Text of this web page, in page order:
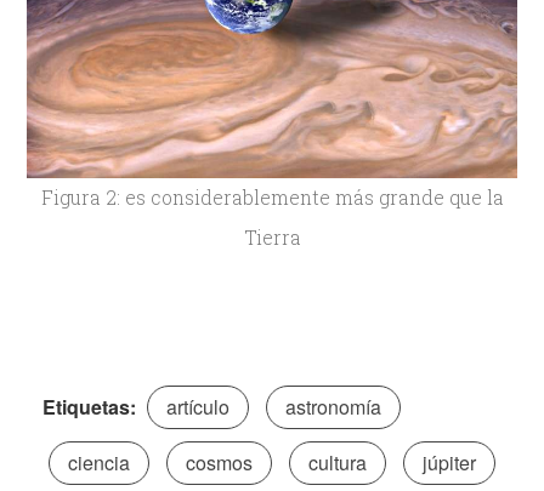
Figura 2: es considerablemente más grande que la
Tierra
Etiquetas: artículo
astronomía
ciencia
cosmos cultura júpiter